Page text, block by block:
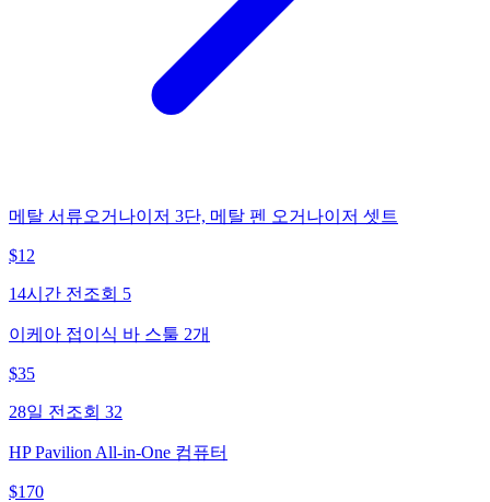
메탈 서류오거나이저 3단, 메탈 펜 오거나이저 셋트
$12
14시간 전 조회 5
이케아 접이식 바 스툴 2개
$35
28일 전 조회 32
HP Pavilion All-in-One 컴퓨터
$170